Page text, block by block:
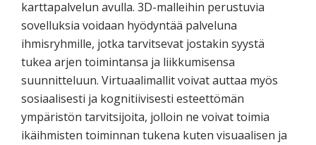
karttapalvelun avulla. 3D-malleihin perustuvia
sovelluksia voidaan hyödyntää palveluna
ihmisryhmille, jotka tarvitsevat jostakin syystä
tukea arjen toimintansa ja liikkumisensa
suunnitteluun. Virtuaalimallit voivat auttaa myös
sosiaalisesti ja kognitiivisesti esteettömän
ympäristön tarvitsijoita, jolloin ne voivat toimia
ikäihmisten toiminnan tukena kuten visuaalisen ja